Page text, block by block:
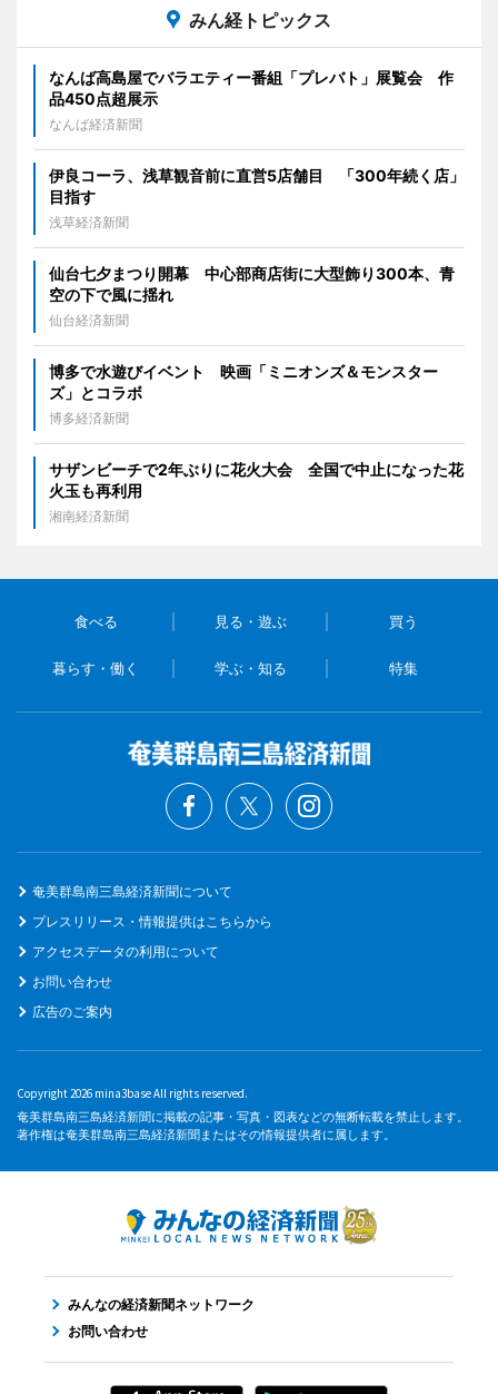
みん経トピックス
なんば高島屋でバラエティー番組「プレバト」展覧会 作
品450点超展示
なんば経済新聞
伊良コーラ、浅草観音前に直営5店舗目 「300年続く店」
目指す
浅草経済新聞
仙台七夕まつり開幕 中心部商店街に大型飾り300本、青
空の下で風に揺れ
仙台経済新聞
博多で水遊びイベント 映画「ミニオンズ＆モンスター
ズ」とコラボ
博多経済新聞
サザンビーチで2年ぶりに花火大会 全国で中止になった花
火玉も再利用
湘南経済新聞
食べる 見る・遊ぶ 買う
暮らす・働く 学ぶ・知る 特集
奄美群島南三島経済新聞について
プレスリリース・情報提供はこちらから
アクセスデータの利用について
お問い合わせ
広告のご案内
Copyright 2026 mina3base All rights reserved.
奄美群島南三島経済新聞に掲載の記事・写真・図表などの無断転載を禁止します。
著作権は奄美群島南三島経済新聞またはその情報提供者に属します。
みんなの経済新聞ネットワーク
お問い合わせ